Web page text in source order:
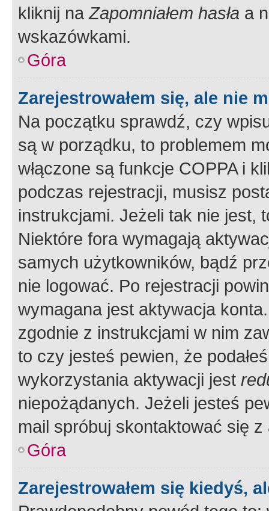
kliknij naZapomniałem hasła a
wskazówkami.
Góra
Zarejestrowałem się, ale nie
Na początku sprawdź, czy
są w porządku, to problemem
włączone są funkcje COPPA i
podczas rejestracji, musisz
instrukcjami. Jeżeli tak nie jest,
Niektóre fora wymagają
samych użytkowników, bądź
nie logować. Po rejestracji
wymagana jest aktywacja
zgodnie z instrukcjami w nim
to czy jesteś pewien, że
wykorzystania aktywacji jest
niepożądanych. Jeżeli jesteś
mail spróbuj skontaktować się
Góra
Zarejestrowałem się kiedyś,